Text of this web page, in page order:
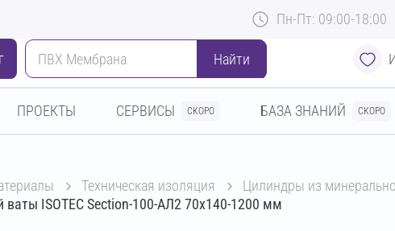
Пн-Пт: 09:00-18:00
Найти
ПРОЕКТЫ СЕРВИСЫ СКОРО БАЗА ЗНАНИЙ СКОРО
техническая изоляция
цилиндры из
ISOTEC Section-100-АЛ2 70х140-1200 мм